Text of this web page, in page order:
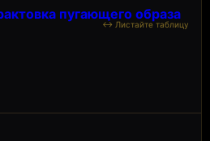
пугающего образа